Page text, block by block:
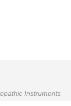
Instruments